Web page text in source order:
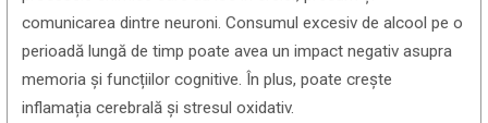
comunicarea dintre neuroni. Consumul excesiv de alcool pe o
perioadă lungă de timp poate avea un impact negativ asupra
memoria și funcțiilor cognitive. În plus, poate crește
inflamația cerebrală și stresul oxidativ.